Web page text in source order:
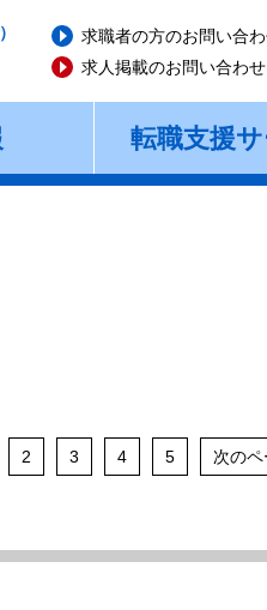
求職者の方のお問い合
求人掲載のお問い合わせ
転職支援
2 3 4 5 次のペ